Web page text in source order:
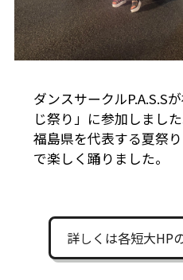
ダンスサークルP.A.S.S
じ祭り」に参加しました
福島県を代表する夏祭
で楽しく踊りました。
詳しくは各短大HP